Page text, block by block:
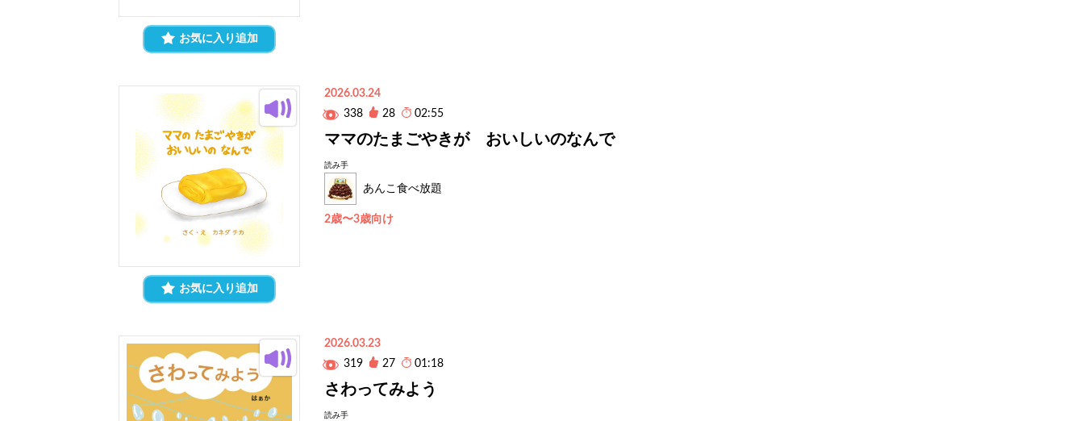
お気に入り追加
お気に入り追加
2026.03.24
338
28 02:55
ママのたまごやきが おいしいのなんで
読み手
あんこ食べ放題
2歳〜3歳向け
2026.03.23
319
27 01:18
さわってみよう
読み手